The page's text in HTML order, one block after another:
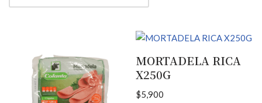
MORTADELA RICA
X250G
$5,900